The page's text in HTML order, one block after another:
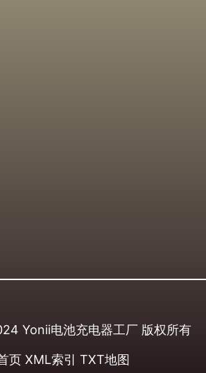
Yonii电池充电器工厂版权所有
页 XML索引 TXT地图